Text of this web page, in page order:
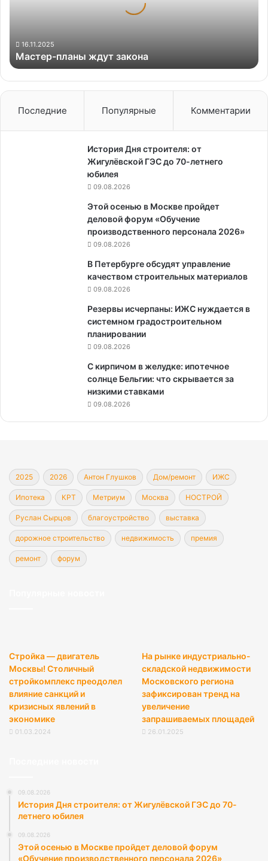
16.11.2025
Мастер-планы ждут закона
Последние Популярные Комментарии
История Дня строителя: от
Жигулёвской ГЭС до 70-летнего
юбилея
09.08.2026
Этой осенью в Москве пройдет
деловой форум «Обучение
производственного персонала 2026»
09.08.2026
В Петербурге обсудят управление
качеством строительных материалов
09.08.2026
Резервы исчерпаны: ИЖС нуждается в
системном градостроительном
планировании
09.08.2026
С кирпичом в желудке: ипотечное
солнце Бельгии: что скрывается за
низкими ставками
09.08.2026
2025 2026 Антон Глушков Дом/ремонт ИЖС
Ипотека КРТ Метриум Москва НОСТРОЙ
Руслан Сырцов благоустройство выставка
дорожное строительство недвижимость премия
ремонт форум
Стройка — двигатель
Москвы! Столичный
стройкомплекс преодолел
влияние санкций и
кризисных явлений в
экономике
01.03.2024
На рынке индустриально-
складской недвижимости
Московского региона
зафиксирован тренд на
увеличение
запрашиваемых площадей
26.01.2025
09.08.2026
История Дня строителя: от Жигулёвской ГЭС до 70-
летнего юбилея
09.08.2026
Этой осенью в Москве пройдет деловой форум
«Обучение производственного персонала 2026»